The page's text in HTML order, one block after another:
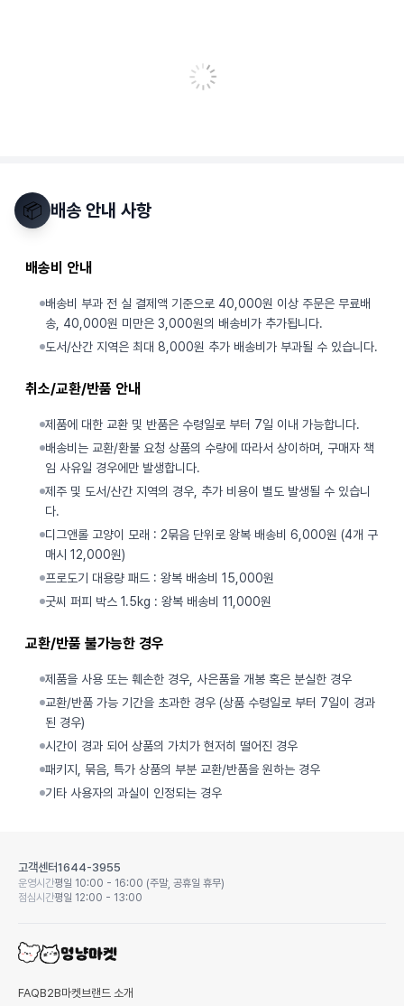
📦 배송 안내 사항
배송비 안내
배송비 부과 전 실 결제액 기준으로 40,000원 이상 주문은 무료배
송, 40,000원 미만은 3,000원의 배송비가 추가됩니다.
도서/산간 지역은 최대 8,000원 추가 배송비가 부과될 수 있습니다.
취소/교환/반품 안내
제품에 대한 교환 및 반품은 수령일로 부터 7일 이내 가능합니다.
배송비는 교환/환불 요청 상품의 수량에 따라서 상이하며, 구매자 책
임 사유일 경우에만 발생합니다.
제주 및 도서/산간 지역의 경우, 추가 비용이 별도 발생될 수 있습니
다.
디그앤롤 고양이 모래 : 2묶음 단위로 왕복 배송비 6,000원 (4개 구
매시 12,000원)
프로도기 대용량 패드 : 왕복 배송비 15,000원
굿씨 퍼피 박스 1.5kg : 왕복 배송비 11,000원
교환/반품 불가능한 경우
제품을 사용 또는 훼손한 경우, 사은품을 개봉 혹은 분실한 경우
교환/반품 가능 기간을 초과한 경우 (상품 수령일로 부터 7일이 경과
된 경우)
시간이 경과 되어 상품의 가치가 현저히 떨어진 경우
패키지, 묶음, 특가 상품의 부분 교환/반품을 원하는 경우
기타 사용자의 과실이 인정되는 경우
고객센터1644-3955
운영시간평일 10:00 - 16:00 (주말, 공휴일 휴무)
점심시간평일 12:00 - 13:00
FAQB2B마켓 브랜드 소개